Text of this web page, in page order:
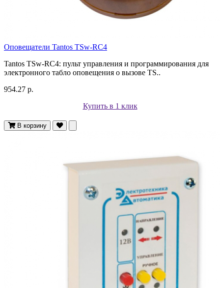
Оповещатели Tantos TSw-RC4
Tantos TSw-RC4: пульт управления и программирования для
электронного табло оповещения о вызове TS..
954.27 р.
Купить в 1 клик
В корзину